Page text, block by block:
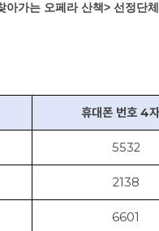
아가는 오페라 산책> 선정단
휴대폰 번호 4
5532
2138
6601